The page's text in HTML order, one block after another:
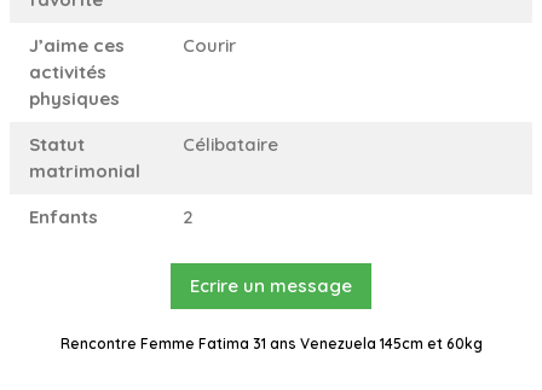
J’aime ces
activités
physiques
Courir
Statut
matrimonial
Célibataire
Enfants 2
Ecrire un message
Rencontre Femme Fatima 31 ans Venezuela 145cm et 60kg